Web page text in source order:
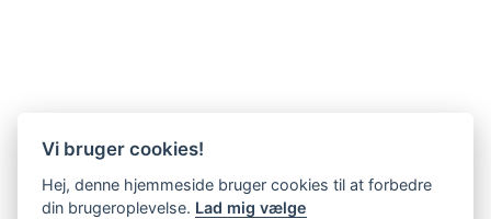
Vi bruger cookies!
Hej, denne hjemmeside bruger cookies til at forbedre
din brugeroplevelse. Lad mig vælge